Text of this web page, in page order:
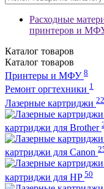
Расходные
принтеров и
Каталог товаров
Каталог товаров
Принтеры и МФУ 8
Ремонт оргтехники 1
Лазерные картриджи
картриджи для Brother
картриджи для Canon
картриджи для HP 50